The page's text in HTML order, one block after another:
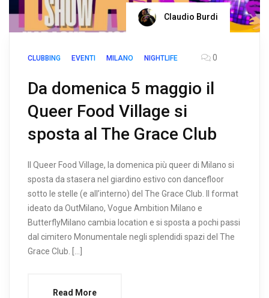
Claudio Burdi
CLUBBING EVENTI MILANO NIGHTLIFE 0
Da domenica 5 maggio il
Queer Food Village si
sposta al The Grace Club
Il Queer Food Village, la domenica più queer di Milano si
sposta da stasera nel giardino estivo con dancefloor
sotto le stelle (e all’interno) del The Grace Club. Il format
ideato da OutMilano, Vogue Ambition Milano e
ButterflyMilano cambia location e si sposta a pochi passi
dal cimitero Monumentale negli splendidi spazi del The
Grace Club. […]
Read More